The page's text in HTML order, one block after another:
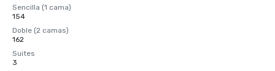
Sencilla (1 cama)
154
Doble (2 camas)
162
Suites
3